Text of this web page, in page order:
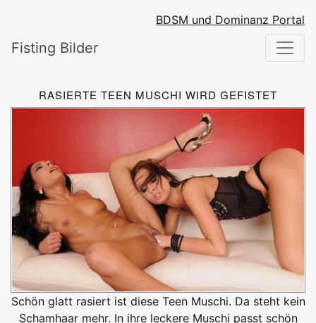
Fisting Bilder
BDSM und Dominanz Portal
RASIERTE TEEN MUSCHI WIRD GEFISTET
Schön glatt rasiert ist diese Teen Muschi. Da steht kein
Schamhaar mehr. In ihre leckere Muschi passt schön